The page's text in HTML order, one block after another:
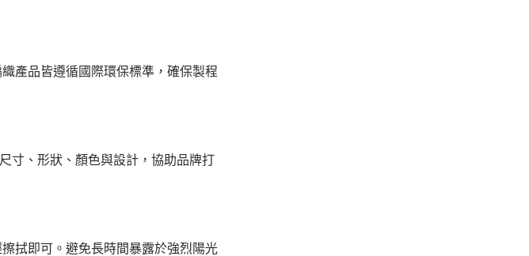
產品皆遵循國際環保標準，確保製程
、形狀、顏色與設計，協助品牌打
拭即可。避免長時間暴露於強烈陽光